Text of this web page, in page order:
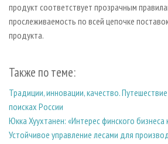
продукт соответствует прозрачным
прослеживаемость по всей цепочке
продукта.
Также по теме:
Традиции, инновации, качество.
поисках России
Юкка Хуухтанен: «Интерес финского
Устойчивое управление лесами для